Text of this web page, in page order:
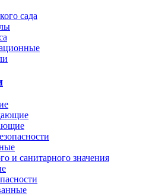
сада
и санитарного значения